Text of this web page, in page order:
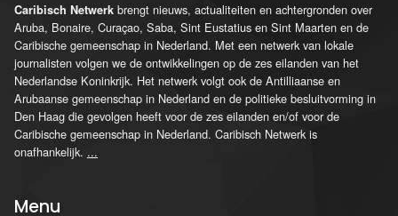
Caribisch Netwerk brengt nieuws, actualiteiten en achtergronden over
Aruba, Bonaire, Curaçao, Saba, Sint Eustatius en Sint Maarten en de
Caribische gemeenschap in Nederland. Met een netwerk van lokale
journalisten volgen we de ontwikkelingen op de zes eilanden van het
Nederlandse Koninkrijk. Het netwerk volgt ook de Antilliaanse en
Arubaanse gemeenschap in Nederland en de politieke besluitvorming in
Den Haag die gevolgen heeft voor de zes eilanden en/of voor de
Caribische gemeenschap in Nederland. Caribisch Netwerk is
onafhankelijk. ...
Menu